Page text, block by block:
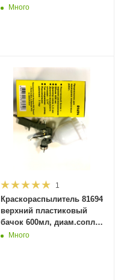
1,5мм (50шт в кор.)
Много
1
Краскораспылитель 81694
верхний пластиковый
бачок 600мл, диам.сопла
1,5мм (20шт в кор.)
Много